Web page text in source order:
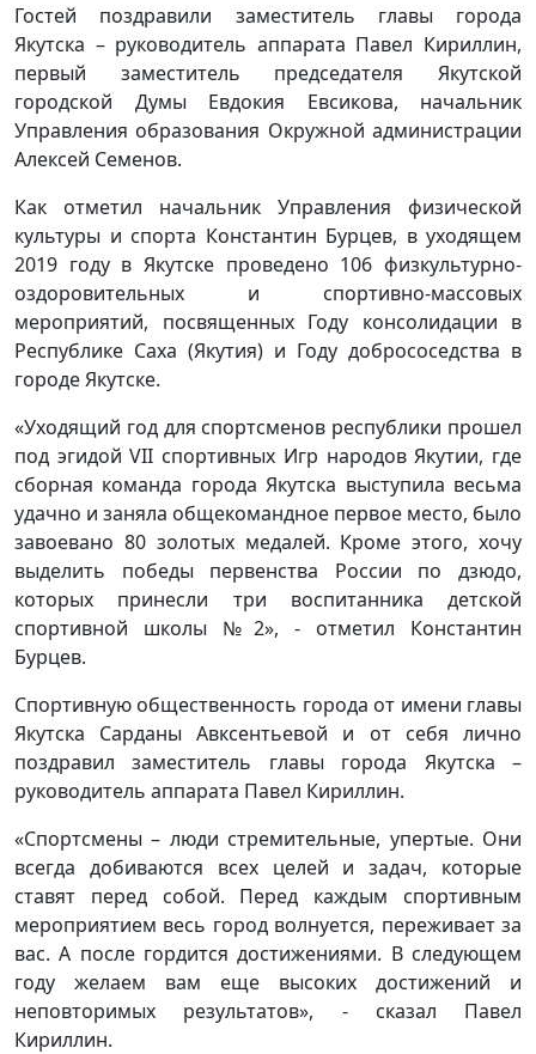
Гостей поздравили заместитель главы города
Якутска – руководитель аппарата Павел Кириллин,
первый заместитель председателя Якутской
городской Думы Евдокия Евсикова, начальник
Управления образования Окружной администрации
Алексей Семенов.
Как отметил начальник Управления физической
культуры и спорта Константин Бурцев, в уходящем
2019 году в Якутске проведено 106 физкультурно-
оздоровительных и спортивно-массовых
мероприятий, посвященных Году консолидации в
Республике Саха (Якутия) и Году добрососедства в
городе Якутске.
«Уходящий год для спортсменов республики прошел
под эгидой VII спортивных Игр народов Якутии, где
сборная команда города Якутска выступила весьма
удачно и заняла общекомандное первое место, было
завоевано 80 золотых медалей. Кроме этого, хочу
выделить победы первенства России по дзюдо,
которых принесли три воспитанника детской
спортивной школы №2», - отметил Константин
Бурцев.
Спортивную общественность города от имени главы
Якутска Сарданы Авксентьевой и от себя лично
поздравил заместитель главы города Якутска –
руководитель аппарата Павел Кириллин.
«Спортсмены – люди стремительные, упертые. Они
всегда добиваются всех целей и задач, которые
ставят перед собой. Перед каждым спортивным
мероприятием весь город волнуется, переживает за
вас. А после гордится достижениями. В следующем
году желаем вам еще высоких достижений и
неповторимых результатов», - сказал Павел
Кириллин.